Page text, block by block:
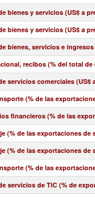
bienes y servicios (US$ a
bienes y servicios (US$ a
bienes, servicios e
recibos (% del total de
servicios comerciales (US$
(% de las
financieros (% de las
(% de las exportaciones de
(% de las exportaciones de
(% de las
servicios de TIC (% de